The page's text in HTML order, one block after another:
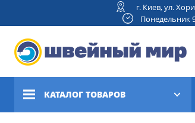
г. Киев, ул.
Понедельник
КАТАЛОГ ТОВАРОВ